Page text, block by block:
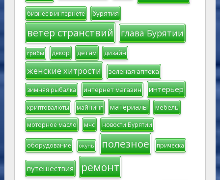
бизнес в интернете бурятия
ветер странствий глава Бурятии
грибы декор детям дизайн
женские хитрости зеленая аптека
зимняя рыбалка интернет магазин интерьер
криптовалюты майнинг материалы мебель
моторное масло мчс новости Бурятии
оборудование окунь полезное прическа
путешествия ремонт